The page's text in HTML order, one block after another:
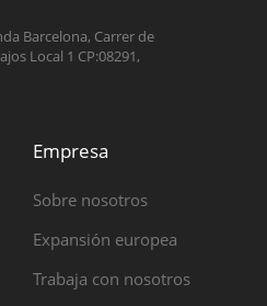
Barcelona, Carrer de
Local 1 CP:08291,
Empresa
Sobre nosotros
Expansión europea
Trabaja con nosotros